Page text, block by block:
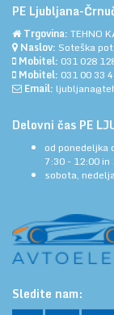
PE Ljubljana-
Trgovina: TEHNO
Naslov: Soteška
Mobitel: 031 028
Mobitel: 031 00 33
Email:
Delovni čas PE
od ponedeljka
7:30 - 12:00
sobota,
Sledite nam: